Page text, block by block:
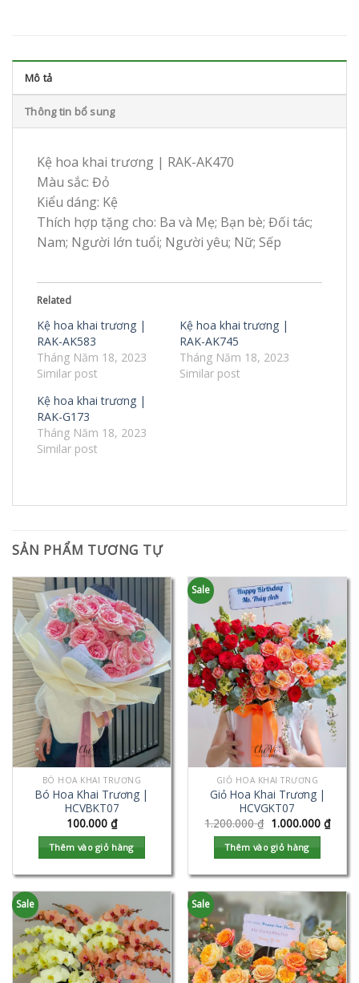
Mô tả
Thông tin bổ sung
Kệ hoa khai trương | RAK-AK470
Màu sắc: Đỏ
Kiểu dáng: Kệ
Thích hợp tặng cho: Ba và Mẹ; Bạn bè; Đối tác;
Nam; Người lớn tuổi; Người yêu; Nữ; Sếp
Related
Kệ hoa khai trương |
RAK-AK583
Tháng Năm 18, 2023
Similar post
Kệ hoa khai trương |
RAK-AK745
Tháng Năm 18, 2023
Similar post
Kệ hoa khai trương |
RAK-G173
Tháng Năm 18, 2023
Similar post
SẢN PHẨM TƯƠNG TỰ
BÓ HOA KHAI TRƯƠNG
Bó Hoa Khai Trương |
HCVBKT07
100.000 ₫
Thêm vào giỏ hàng
Sale
GIỎ HOA KHAI TRƯƠNG
Giỏ Hoa Khai Trương |
HCVGKT07
1.200.000₫ 1.000.000 ₫
Thêm vào giỏ hàng
Sale Sale